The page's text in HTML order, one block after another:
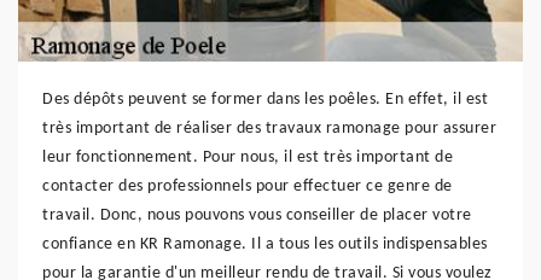
Des dépôts peuvent se former dans les poêles. En effet, il est
très important de réaliser des travaux ramonage pour assurer
leur fonctionnement. Pour nous, il est très important de
contacter des professionnels pour effectuer ce genre de
travail. Donc, nous pouvons vous conseiller de placer votre
confiance en KR Ramonage. Il a tous les outils indispensables
pour la garantie d'un meilleur rendu de travail. Si vous voulez